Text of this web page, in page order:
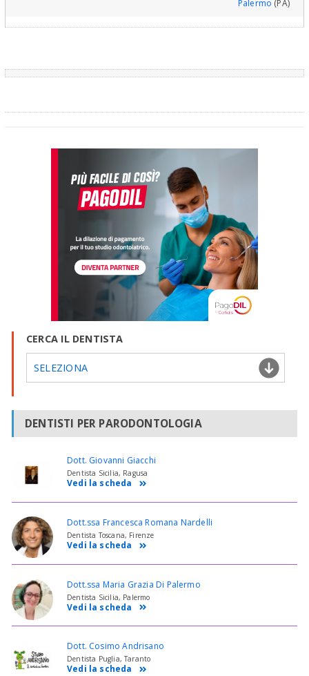
Palermo (PA)
CERCA IL DENTISTA
SELEZIONA
DENTISTI PER PARODONTOLOGIA
Dott. Giovanni Giacchi
Dentista Sicilia, Ragusa
Vedi la scheda
Dott.ssa Francesca Romana Nardelli
Dentista Toscana, Firenze
Vedi la scheda
Dott.ssa Maria Grazia Di Palermo
Dentista Sicilia, Palermo
Vedi la scheda
Dott. Cosimo Andrisano
Dentista Puglia, Taranto
Vedi la scheda